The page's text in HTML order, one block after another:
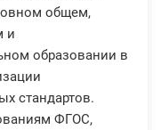
общем,
и
образовании в
стандартов.
ФГОС,